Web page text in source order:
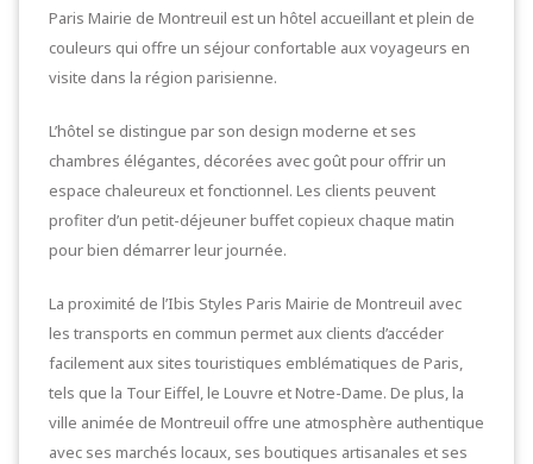
Paris Mairie de Montreuil est un hôtel accueillant et plein de
couleurs qui offre un séjour confortable aux voyageurs en
visite dans la région parisienne.
L’hôtel se distingue par son design moderne et ses
chambres élégantes, décorées avec goût pour offrir un
espace chaleureux et fonctionnel. Les clients peuvent
profiter d’un petit-déjeuner buffet copieux chaque matin
pour bien démarrer leur journée.
La proximité de l’Ibis Styles Paris Mairie de Montreuil avec
les transports en commun permet aux clients d’accéder
facilement aux sites touristiques emblématiques de Paris,
tels que la Tour Eiffel, le Louvre et Notre-Dame. De plus, la
ville animée de Montreuil offre une atmosphère authentique
avec ses marchés locaux, ses boutiques artisanales et ses